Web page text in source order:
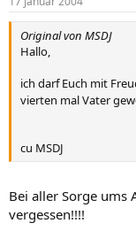
Original von MSDJ
Hallo,
ich darf Euch mit
vierten mal Vater
cu MSDJ
Bei aller Sorge ums
vergessen!!!!